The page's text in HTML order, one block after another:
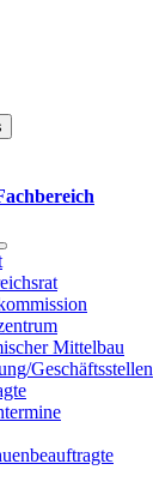
Mittelbau
Geschäftsstellen